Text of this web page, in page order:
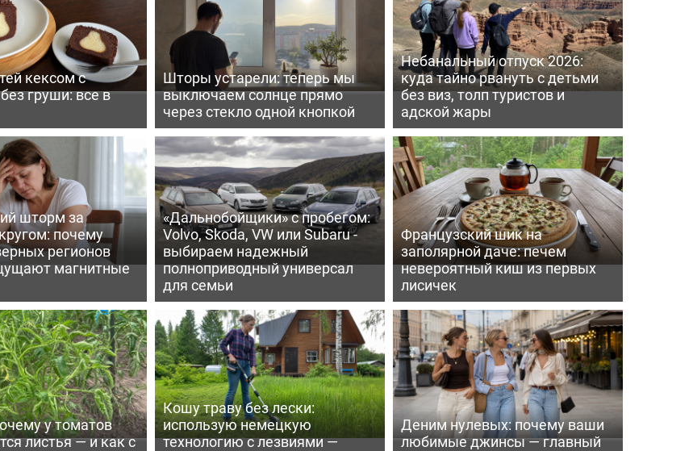
кексом с
груши: все в
Шторы устарели: теперь мы
выключаем солнце прямо
через стекло одной кнопкой
Небанальный отпуск 2026:
куда тайно рвануть с детьми
без виз, толп туристов и
адской жары
шторм за
почему
регионов
магнитные
«Дальнобойщики» с пробегом:
Volvo, Skoda, VW или Subaru -
выбираем надежный
полноприводный универсал
для семьи
Французский шик на
заполярной даче: печем
невероятный киш из первых
лисичек
у томатов
листья — и как с
Кошу траву без лески:
использую немецкую
технологию с лезвиями —
Деним нулевых: почему ваши
любимые джинсы — главный